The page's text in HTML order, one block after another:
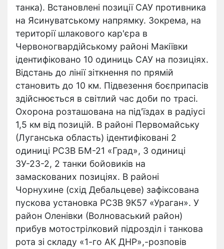
танка). Встановлені позиції САУ противника
на Ясинуватському напрямку. Зокрема, на
території шлакового кар'єра в
Червоногвардійському районі Макіївки
ідентифіковано 10 одиниць САУ на позиціях.
Відстань до лінії зіткнення по прямій
становить до 10 км. Підвезення боєприпасів
здійснюється в світлий час доби по трасі.
Охорона розташована на під'їздах в радіусі
1,5 км від позицій. В районі Первомайську
(Луганська область) ідентифіковані 2
одиниці РСЗВ БМ-21 «Град», 3 одиниці
ЗУ-23-2, 2 танки бойовиків на
замаскованих позиціях. В районі
Чорнухине (схід Дебальцеве) зафіксована
пускова установка РСЗВ 9К57 «Ураган». У
район Оленівки (Волноваський район)
прибув мотострілковий підрозділ і танкова
рота зі складу «1-го АК ДНР»,-розповів